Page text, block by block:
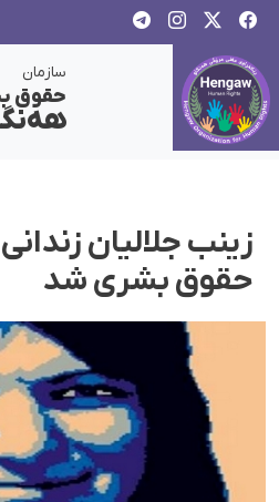
سازمان
حقوق
زینب جلالیان
حقوق بشری شد